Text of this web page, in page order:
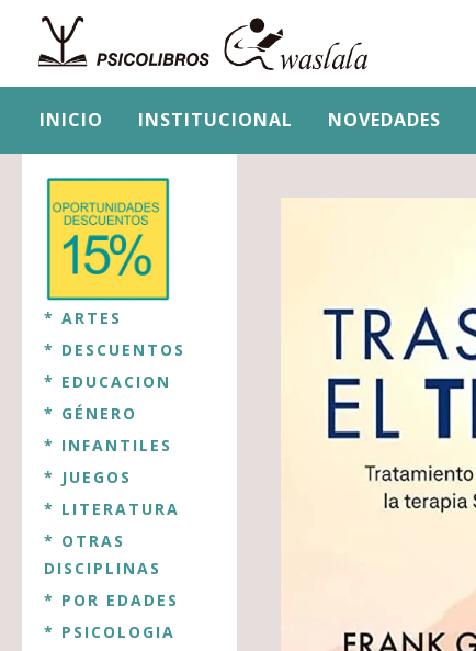
INICIO INSTITUCIONAL NOVEDADES
* ARTES
* DESCUENTOS
* EDUCACION
* GÉNERO
* INFANTILES
* JUEGOS
* LITERATURA
* OTRAS
DISCIPLINAS
* POR EDADES
* PSICOLOGIA